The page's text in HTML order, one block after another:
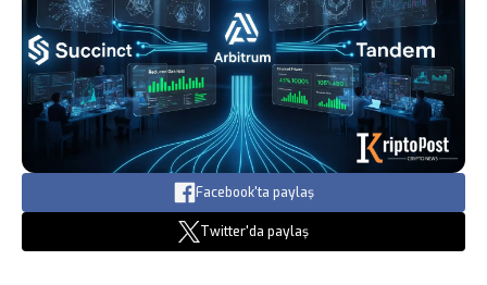
Facebook'ta paylaş
Twitter'da paylaş